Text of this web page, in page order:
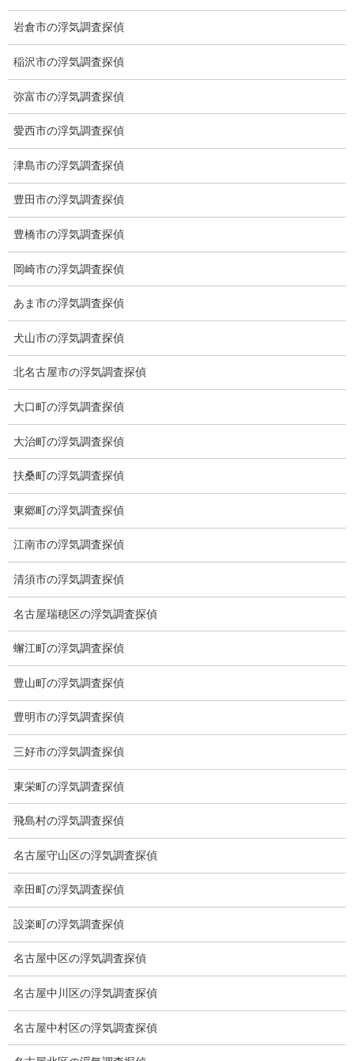
※弊社から24時間以内に返信が無い場合、再度LINE又はお電話を
お願いいたします。
カテゴリー
ブログ (496)
お知らせ (1)
ご挨拶
システム
クーリング・オフ
ワンストップサービス
アフターフォロー
ミライリサーチのお約束
当社のこだわり
低料金の理由
スキルの高さ＝高額料金？
適正料金
稼働制って何？
探偵
探偵を本業
調査機器
探偵の資格
弁護士紹介
浮気調査
浮気調査プランのご案内
浮気調査の相場
調査費用と調査日数の目安
浮気調査料金の比較例
GPS検索調査
岩倉市の浮気調査探偵
稲沢市の浮気調査探偵
弥富市の浮気調査探偵
愛西市の浮気調査探偵
津島市の浮気調査探偵
豊田市の浮気調査探偵
豊橋市の浮気調査探偵
岡崎市の浮気調査探偵
あま市の浮気調査探偵
犬山市の浮気調査探偵
北名古屋市の浮気調査探偵
大口町の浮気調査探偵
大治町の浮気調査探偵
扶桑町の浮気調査探偵
東郷町の浮気調査探偵
江南市の浮気調査探偵
清須市の浮気調査探偵
名古屋瑞穂区の浮気調査探偵
蠏江町の浮気調査探偵
豊山町の浮気調査探偵
豊明市の浮気調査探偵
三好市の浮気調査探偵
東栄町の浮気調査探偵
飛島村の浮気調査探偵
名古屋守山区の浮気調査探偵
幸田町の浮気調査探偵
設楽町の浮気調査探偵
名古屋中区の浮気調査探偵
名古屋中川区の浮気調査探偵
名古屋中村区の浮気調査探偵